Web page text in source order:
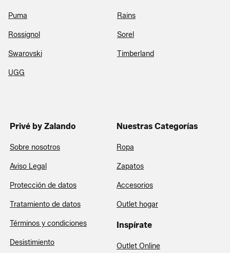
Puma Rains
Rossignol Sorel
Swarovski Timberland
UGG
Privé by Zalando
Sobre nosotros
Aviso Legal
Protección de datos
Tratamiento de datos
Términos y condiciones
Desistimiento
Nuestras Categorías
Ropa
Zapatos
Accesorios
Outlet hogar
Inspírate
Outlet Online